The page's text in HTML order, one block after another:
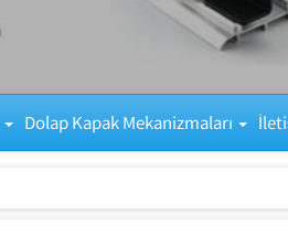
Dolap Kapak Mekanizmaları